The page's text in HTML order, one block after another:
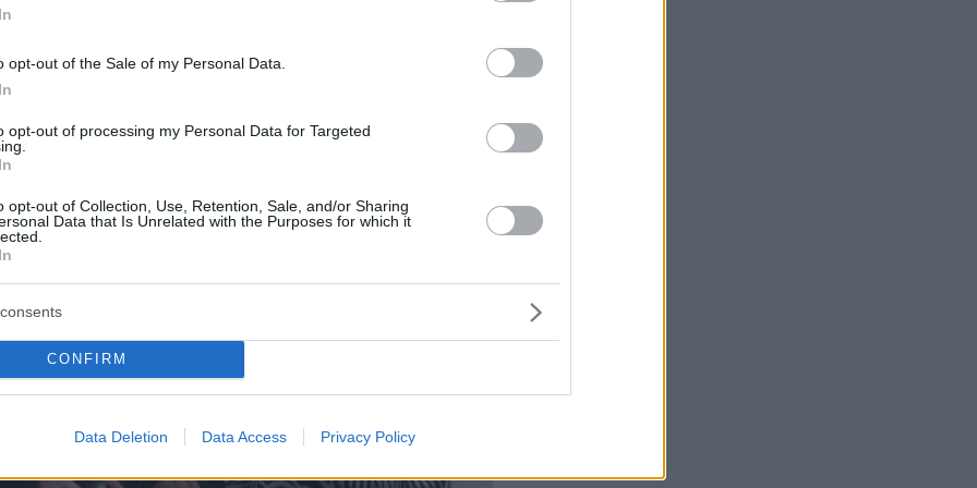
opt-out of the Sale of my Personal Data.
opt-out of processing my Personal Data for Targeted
opt-out of Collection, Use, Retention, Sale, and/or Sharing
Data that Is Unrelated with the Purposes for which it
CONFIRM
Data Deletion Data Access Privacy Policy
ο οποίος φρόντισε τα διαδικαστικά.